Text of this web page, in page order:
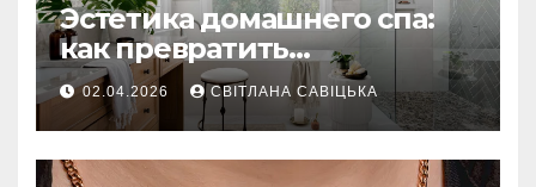
Эстетика домашнего спа:
как превратить
ежедневную гигиену в
восстанавливающий
ритуал
02.04.2026 СВІТЛАНА САВІЦЬКА